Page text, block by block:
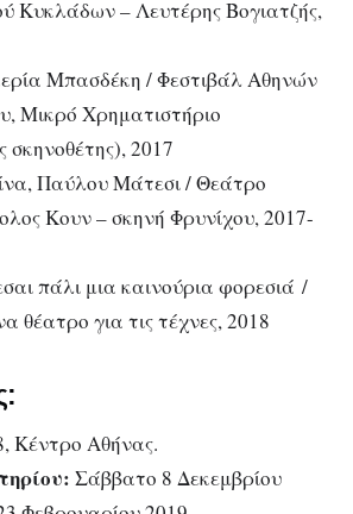
Κυκλάδων – Λευτέρης Βογιατζής,
Μπασδέκη / Φεστιβάλ Αθηνών
Μικρό Χρηματιστήριο
σκηνοθέτης), 2017
Παύλου Μάτεσι / Θεάτρο
Κουν – σκηνή Φρυνίχου, 2017-
πάλι μια καινούρια φορεσιά /
θέατρο για τις τέχνες, 2018
Κέντρο Αθήνας.
Σάββατο 8 Δεκεμβρίου